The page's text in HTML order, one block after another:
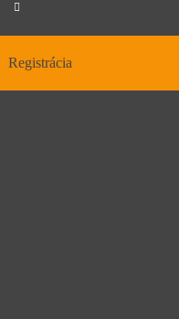
Registrácia